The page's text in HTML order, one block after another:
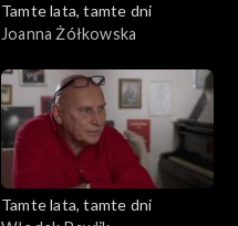
Tamte lata, tamte dni
Joanna Żółkowska
Tamte lata, tamte dni